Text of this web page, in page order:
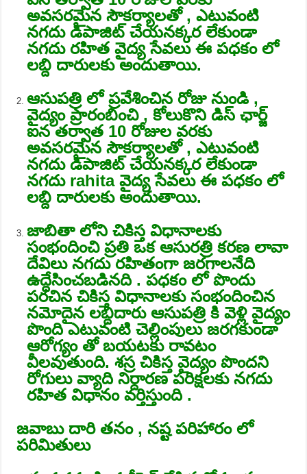
అవసరమైన సౌకర్యాలతో , ఎటువంటి
నగదు డిపాజిట్ చేయనక్కర లేకుండా
నగదు రహిత వైద్య సేవలు ఈ పధకం లో
లబ్ది దారులకు అందుతాయి.
ఆసుపత్రి లో ప్రవేశించిన రోజు నుండి ,
వైద్యం ప్రారంబించి , కోలుకొని డిస్ ఛార్జ్
ఐన తర్వాత 10 రోజుల వరకు
అవసరమైన సౌకర్యాలతో , ఎటువంటి
నగదు డిపాజిట్ చేయనక్కర లేకుండా
నగదు rahita వైద్య సేవలు ఈ పధకం లో
లబ్ది దారులకు అందుతాయి.
జాబితా లోని చికిస్త విధానాలకు
సంభందించి ప్రతి ఒక ఆసురత్రి కరణ లావా
దేవిలు నగదు రహితంగా జరగాలనేది
ఉద్దేసించబడినది . పధకం లో పొందు
పరచిన చికిస్త విధానాలకు సంభందించిన
నమోదైన లబ్దిదారు ఆసుపత్రి కి వెళ్లి వైద్యం
పొంది ఎటువంటి చెల్లింపులు జరగకుండా
ఆరోగ్యం తో బయటకు రావటం
వీలవుతుంది. శస్ర చికిస్త వైద్యం పొందని
రోగులు వ్యాది నిర్దారణ పరిక్షలకు నగదు
రహిత విధానం వర్తిస్తుంది .
జవాబు దారి తనం , నష్ట పరిహారం లో
పరిమితులు